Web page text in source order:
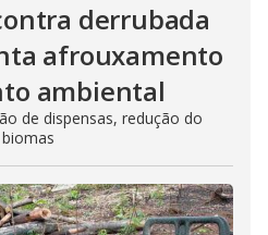
derrubada
afrouxamento
ambiental
de dispensas, redução do